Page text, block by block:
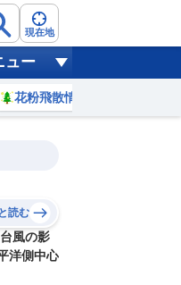
現在地
ュー
花粉飛散情報
6 7
読む
風の影
洋側中心